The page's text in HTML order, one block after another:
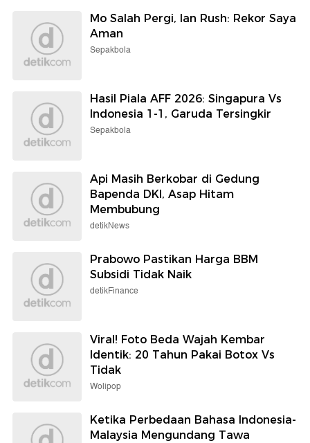
Mo Salah Pergi, Ian Rush: Rekor Saya
Aman
Sepakbola
Hasil Piala AFF 2026: Singapura Vs
Indonesia 1-1, Garuda Tersingkir
Sepakbola
Api Masih Berkobar di Gedung
Bapenda DKI, Asap Hitam
Membubung
detikNews
Prabowo Pastikan Harga BBM
Subsidi Tidak Naik
detikFinance
Viral! Foto Beda Wajah Kembar
Identik: 20 Tahun Pakai Botox Vs
Tidak
Wolipop
Ketika Perbedaan Bahasa Indonesia-
Malaysia Mengundang Tawa